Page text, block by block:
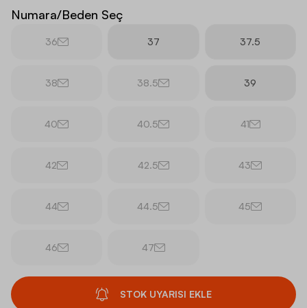
Numara/Beden Seç
36 37 37.5
38 38.5 39
40 40.5 41
42 42.5 43
44 44.5 45
46 47
STOK UYARISI EKLE